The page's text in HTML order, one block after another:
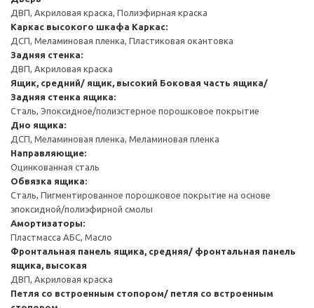
ДВП, Акриловая краска, Полиэфирная краска
Каркас высокого шкафа Каркас:
ДСП, Меламиновая пленка, Пластиковая окантовка
Задняя стенка:
ДВП, Акриловая краска
Ящик, средний/ ящик, высокий Боковая часть ящика/
Задняя стенка ящика:
Сталь, Эпоксидное/полиэстерное порошковое покрытие
Дно ящика:
ДСП, Меламиновая пленка, Меламиновая пленка
Направляющие:
Оцинкованная сталь
Обвязка ящика:
Сталь, Пигментированное порошковое покрытие на основе
эпоксидной/полиэфирной смолы
Амортизаторы:
Пластмасса АБС, Масло
Фронтальная панель ящика, средняя/ фронтальная панель
ящика, высокая
ДВП, Акриловая краска
Петля со встроенным стопором/ петля со встроенным